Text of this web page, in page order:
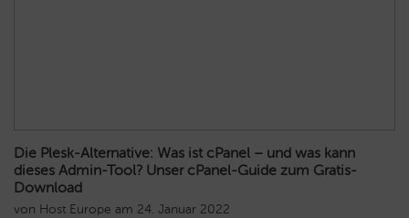
Die Plesk-Alternative: Was ist cPanel – und was kann
dieses Admin-Tool? Unser cPanel-Guide zum Gratis-
Download
von Host Europe am 24. Januar 2022